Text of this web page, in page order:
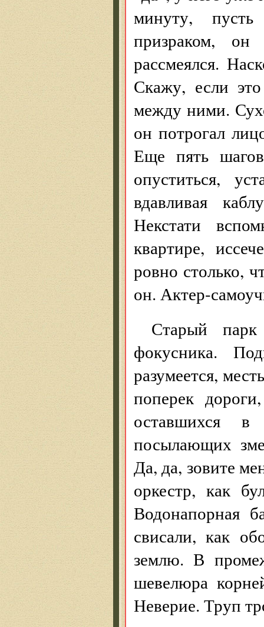
минуту,
призраком, он
рассмеялся.
Скажу, если
между ними.
он потрогал
Еще пять
опуститься,
вдавливая
Некстати
квартире,
ровно столько,
он. Актер-
Старый
фокусника.
разумеется,
поперек
оставшихся
посылающих
Да, да, зовите
оркестр, как
Водонапорная
свисали, как
землю. В
шевелюра
Неверие. Труп